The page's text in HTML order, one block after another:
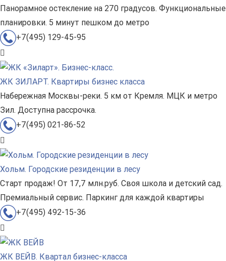
Панорамное остекление на 270 градусов. Функциональные
планировки. 5 минут пешком до метро
+7(495) 129-45-95
ЖК ЗИЛАРТ. Квартиры бизнес класса
Набережная Москвы-реки. 5 км от Кремля. МЦК и метро
Зил. Доступна рассрочка.
+7(495) 021-86-52
Хольм. Городские резиденции в лесу
Старт продаж! От 17,7 млн.руб. Своя школа и детский сад.
Премиальный сервис. Паркинг для каждой квартиры
+7(495) 492-15-36
ЖК ВЕЙВ. Квартал бизнес-класса